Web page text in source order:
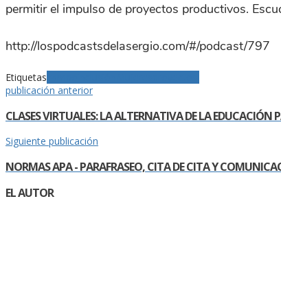
permitir el impulso de proyectos productivos.
http://lospodcastsdelasergio.com/#/podcast/797
Etiquetas
publicación anterior
CLASES VIRTUALES: LA ALTERNATIVA DE LA EDUCACIÓN
Siguiente publicación
NORMAS APA - PARAFRASEO, CITA DE CITA Y
EL AUTOR